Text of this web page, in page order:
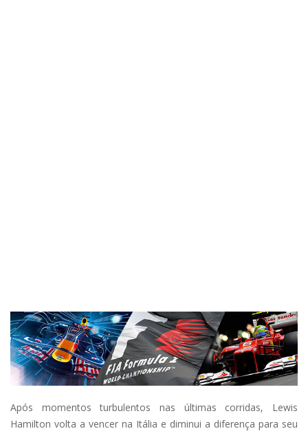
Após momentos turbulentos nas últimas corridas, Lewis
Hamilton volta a vencer na Itália e diminui a diferença para seu